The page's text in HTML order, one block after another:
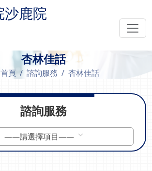
杏林佳話
首頁 諮詢服務 杏林佳話
諮詢服務
——請選擇項目——